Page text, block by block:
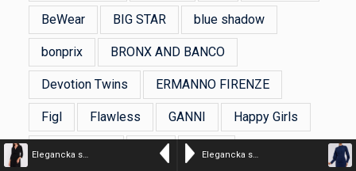
Elegancka sukienka rozkloszowana kopertowy dekolt czarna Elegancka sukienka z marszczeniami i bufiastymi rękawami granat
BeWear BIG STAR blue shadow
bonprix BRONX AND BANCO
Devotion Twins ERMANNO FIRENZE
Figl Flawless GANNI Happy Girls
Hultaj Polski Ivon Jersa